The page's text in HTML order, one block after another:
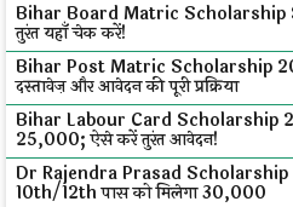
Bihar Board Matric Scholarship
तुरंत यहाँ चेक करें!
Bihar Post Matric Scholarship
दस्तावेज़ और आवेदन की पूरी प्रक्रिया
Bihar Labour Card Scholarship
₹25,000; ऐसे करें तुरंत आवेदन!
Dr Rajendra Prasad
10th/12th पास को मिलेगा ₹30,000